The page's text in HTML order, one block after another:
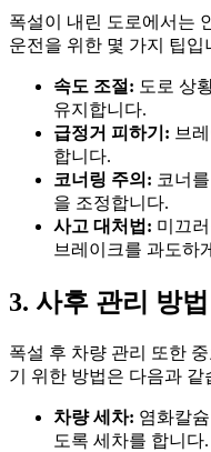
폭설이 내린 도로에서는
운전을 위한 몇 가지 팁입
속도 조절: 도로 상
유지합니다.
급정거 피하기: 브
합니다.
코너링 주의: 코너
을 조정합니다.
사고 대처법: 미끄
브레이크를 과도하
3. 사후 관리 방법
폭설 후 차량 관리 또한
기 위한 방법은 다음과 같
차량 세차: 염화칼
도록 세차를 합니다.